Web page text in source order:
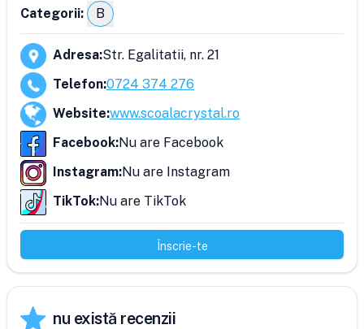
Categorii: B
Adresa:Str. Egalitatii, nr. 21
Telefon:0724 374 276
Website:www.scoalacrystal.ro
Facebook:Nu are Facebook
Instagram:Nu are Instagram
TikTok:Nu are TikTok
Înscrie-te
nu există recenzii